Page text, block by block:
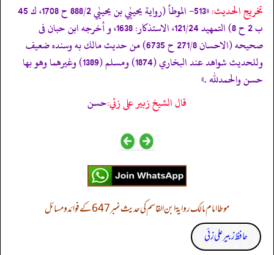
تخریج الحدیث:
«513- الموطأ (رواية يحييٰي بن يحييٰي 888/2 ح 1708، ك 45
ب 2 ح 8) التمهيد 121/24، الاستذكار: 1638، و أخرجه ابن حبان فى
صحيحه (الاحسان 271/8 ح 6735) من حديث مالك به وسنده ضعيف
وللحديث شواهد عند البخاري (1874) ومسلم (1389) وغيرهما وهو بها
حسن والحمدلله .»
قال الشيخ زبير على زئي:حسن
موطا امام مالک روایۃ ابن القاسم کی حدیث نمبر 647 کے فوائد و مسائل
حافظ زبیر علی زئی